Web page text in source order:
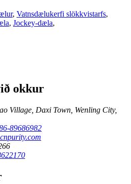
, Vatnsdælukerfi slökkvistarfs,
, Jockey-dæla,
okkur
Village, Daxi Town, Wenling City,
89686982